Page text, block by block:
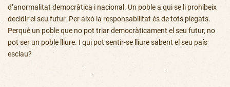
d’anormalitat democràtica i nacional. Un poble a qui se li prohibeix
decidir el seu futur. Per això la responsabilitat és de tots plegats.
Perquè un poble que no pot triar democràticament el seu futur, no
pot ser un poble lliure. I qui pot sentir-se lliure sabent el seu país
esclau?